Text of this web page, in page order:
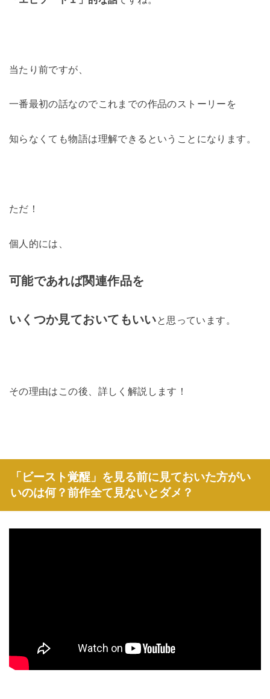
当たり前ですが、
一番最初の話なのでこれまでの作品のストーリーを
知らなくても物語は理解できるということになります。
ただ！
個人的には、
可能であれば関連作品を
いくつか見ておいてもいいと思っています。
その理由はこの後、詳しく解説します！
「ビースト覚醒」を見る前に見ておいた方がい
いのは何？前作全て見ないとダメ？